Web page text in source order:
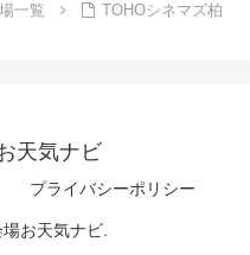
一覧
TOHOシネマズ柏
天気ナビ
プライバシーポリシー
お天気ナビ.